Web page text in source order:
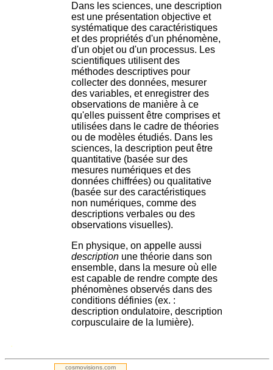
Dans les sciences, une description
est une présentation objective et
systématique des caractéristiques
et des propriétés d'un phénomène,
d'un objet ou d'un processus. Les
scientifiques utilisent des
méthodes descriptives pour
collecter des données, mesurer
des variables, et enregistrer des
observations de manière à ce
qu'elles puissent être comprises et
utilisées dans le cadre de théories
ou de modèles étudiés. Dans les
sciences, la description peut être
quantitative (basée sur des
mesures numériques et des
données chiffrées) ou qualitative
(basée sur des caractéristiques
non numériques, comme des
descriptions verbales ou des
observations visuelles).
En physique, on appelle aussi
description une théorie dans son
ensemble, dans la mesure où elle
est capable de rendre compte des
phénomènes observés dans des
conditions définies (ex. :
description ondulatoire, description
corpusculaire de la lumière).
.
cosmovisions.com